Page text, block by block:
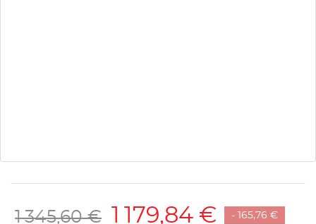
1 345,60 € 1 179,84 € - 165,76 €